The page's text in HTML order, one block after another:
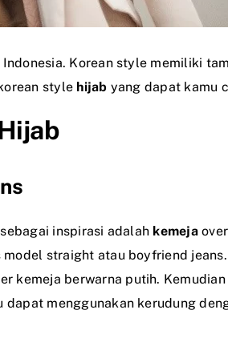
Korean style memiliki
style hijab yang dapat kamu
inspirasi adalah kemeja
straight atau boyfriend
kemeja berwarna putih. Kemudian
menggunakan kerudung